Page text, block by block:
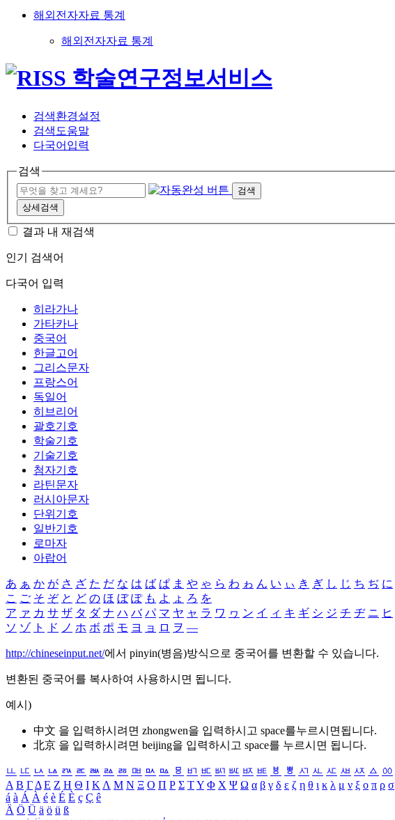
해외전자자료 통계
해외전자자료 통계
검색환경설정
검색도움말
다국어입력
검색
검색
상세검색
결과 내 재검색
인기 검색어
다국어 입력
히라가나
가타카나
중국어
한글고어
그리스문자
프랑스어
독일어
히브리어
괄호기호
학술기호
기술기호
첨자기호
라틴문자
러시아문자
단위기호
일반기호
로마자
아랍어
あ ぁ か が さ ざ た だ な は ば ぱ ま や ゃ ら わ ゎ ん い ぃ き ぎ し じ ち ぢ に
こ ご そ ぞ と ど の ほ ぼ ぽ も よ ょ ろ を
ア ァ カ サ ザ タ ダ ナ ハ バ パ マ ヤ ャ ラ ワ ヮ ン イ ィ キ ギ シ ジ チ ヂ ニ ヒ
ソ ゾ ト ド ノ ホ ボ ポ モ ヨ ョ ロ ヲ ―
http://chineseinput.net/에서 pinyin(병음)방식으로 중국어를 변환할 수 있습니다.
변환된 중국어를 복사하여 사용하시면 됩니다.
예시)
中文 을 입력하시려면 zhongwen을 입력하시고 space를누르시면됩니다.
北京 을 입력하시려면 beijing을 입력하시고 space를 누르시면 됩니다.
ㅥ ㅦ ㅧ ㅨ ㅩ ㅪ ㅫ ㅬ ㅭ ㅮ ㅯ ㅰ ㅱ ㅲ ㅳ ㅴ ㅵ ㅶ ㅷ ㅸ ㅹ ㅺ ㅻ ㅼ ㅽ ㅾ ㅿ ㆀ
Α Β ΓΔ Ε Ζ Η Θ Ι ΚΛ Μ Ν Ξ Ο Π Ρ Σ ΤΥ Φ Χ Ψ Ω α β γ δ ε ζ η θ ι κ λ μ ν ξ ο π ρ σ
á à Á À é è É È ç Ç ê
Ä Ö Ü ä ö ü ß